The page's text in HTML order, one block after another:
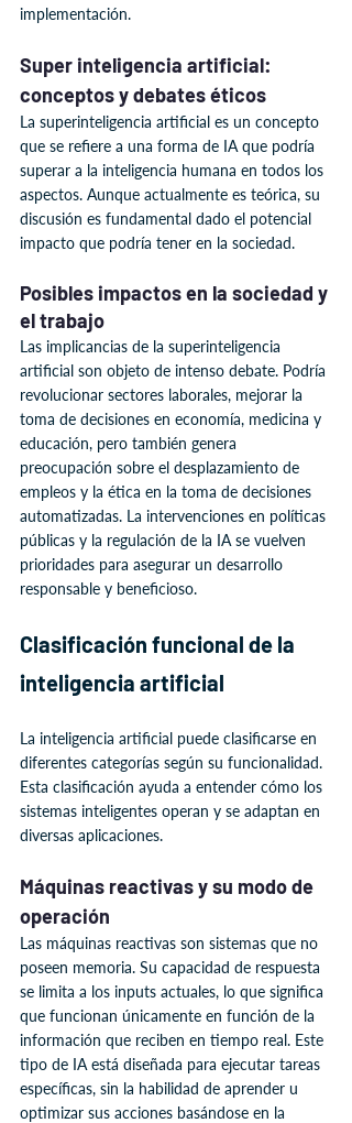
implementación.
Super inteligencia artificial:
conceptos y debates éticos
La superinteligencia artificial es un concepto
que se refiere a una forma de IA que podría
superar a la inteligencia humana en todos los
aspectos. Aunque actualmente es teórica, su
discusión es fundamental dado el potencial
impacto que podría tener en la sociedad.
Posibles impactos en la sociedad y
el trabajo
Las implicancias de la superinteligencia
artificial son objeto de intenso debate. Podría
revolucionar sectores laborales, mejorar la
toma de decisiones en economía, medicina y
educación, pero también genera
preocupación sobre el desplazamiento de
empleos y la ética en la toma de decisiones
automatizadas. La intervenciones en políticas
públicas y la regulación de la IA se vuelven
prioridades para asegurar un desarrollo
responsable y beneficioso.
Clasificación funcional de la
inteligencia artificial
La inteligencia artificial puede clasificarse en
diferentes categorías según su funcionalidad.
Esta clasificación ayuda a entender cómo los
sistemas inteligentes operan y se adaptan en
diversas aplicaciones.
Máquinas reactivas y su modo de
operación
Las máquinas reactivas son sistemas que no
poseen memoria. Su capacidad de respuesta
se limita a los inputs actuales, lo que significa
que funcionan únicamente en función de la
información que reciben en tiempo real. Este
tipo de IA está diseñada para ejecutar tareas
específicas, sin la habilidad de aprender u
optimizar sus acciones basándose en la